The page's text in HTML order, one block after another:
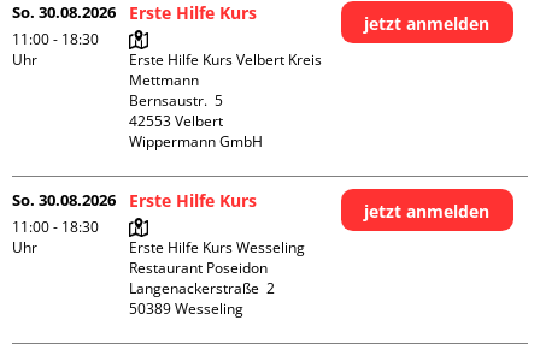
So. 30.08.2026
11:00 - 18:30
Uhr
Erste Hilfe Kurs
Erste Hilfe Kurs Velbert Kreis
Mettmann
Bernsaustr.  5
42553 Velbert
Wippermann GmbH
jetzt anmelden
So. 30.08.2026
11:00 - 18:30
Uhr
Erste Hilfe Kurs
Erste Hilfe Kurs Wesseling
Restaurant Poseidon
Langenackerstraße  2
jetzt anmelden